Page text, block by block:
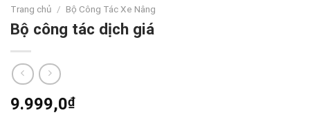
Trang chủ / Bộ Công Tác Xe Nâng
Bộ công tác dịch giá
9.999,0₫